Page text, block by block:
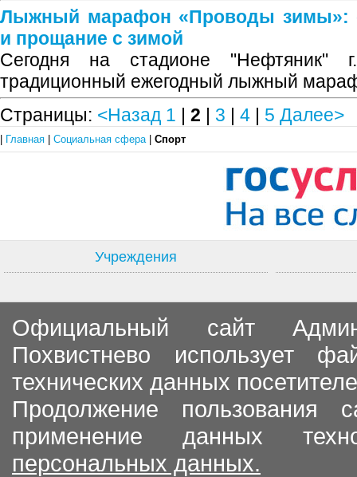
Лыжный марафон «Проводы зимы»:
и прощание с зимой
Сегодня на стадионе "Нефтяник"
традиционный ежегодный лыжный
Страницы: <Назад 1 | 2 | 3 | 4 | 5 Далее>
| Главная | Социальная сфера | Спорт
Учреждения
Официальный сайт
Похвистнево использует
технических данных
Продолжение пользования
применение данных
персональных данных.